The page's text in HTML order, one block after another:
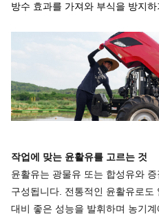
방수 효과를 가져와 부식을 방지하
작업에 맞는 윤활유를 고르는 것
윤활유는 광물유 또는 합성유와
구성됩니다. 전통적인 윤활유로도
대비 좋은 성능을 발휘하며 농기